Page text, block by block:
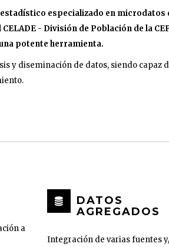
especializado en
- División de Población de la
potente herramienta.
y diseminación de datos, siendo
a
DATOS
AGREGADOS
Integración de varias fuentes